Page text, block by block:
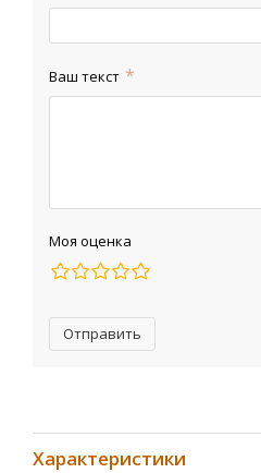
Ваш текст
Моя оценка
Отправить
Характеристики